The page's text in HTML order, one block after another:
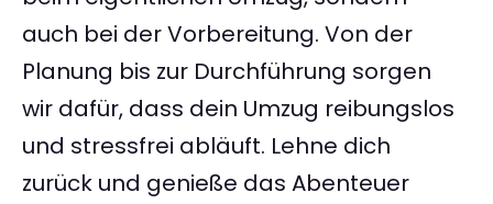
auch bei der Vorbereitung. Von der
Planung bis zur Durchführung sorgen
wir dafür, dass dein Umzug reibungslos
und stressfrei abläuft. Lehne dich
zurück und genieße das Abenteuer